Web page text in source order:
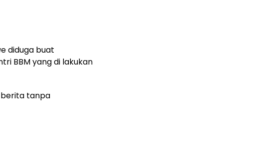
diduga buat
BBM yang di lakukan
tanpa